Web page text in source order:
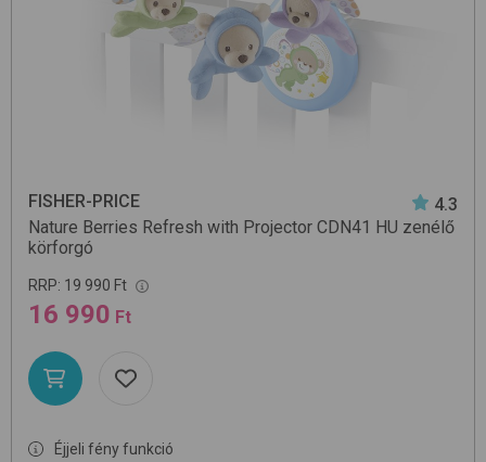
FISHER-PRICE
4.3
Nature Berries Refresh with Projector CDN41 HU zenélő
körforgó
RRP: 19 990 Ft
16 990 Ft
Éjjeli fény funkció